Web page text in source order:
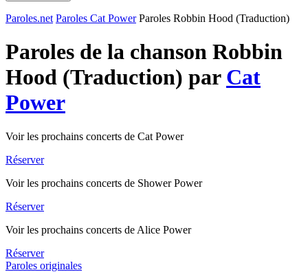
Paroles.net Paroles Cat Power Paroles Robbin Hood (Traduction)
Paroles de la chanson Robbin
Hood (Traduction) par Cat
Power
Voir les prochains concerts de Cat Power
Réserver
Voir les prochains concerts de Shower Power
Réserver
Voir les prochains concerts de Alice Power
Réserver
Paroles originales